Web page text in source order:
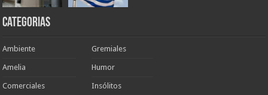
Categorias
Ambiente
Amelia
Comerciales
Gremiales
Humor
Insólitos